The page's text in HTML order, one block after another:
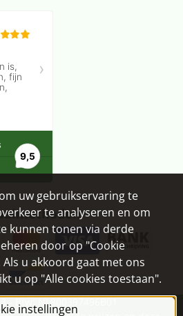
- Btw: NL800397496B01
uw gebruikservaring te
te analyseren en om
kunnen tonen via derde
door op "Cookie
u akkoord gaat met ons
u op "Alle cookies toestaan".
instellingen